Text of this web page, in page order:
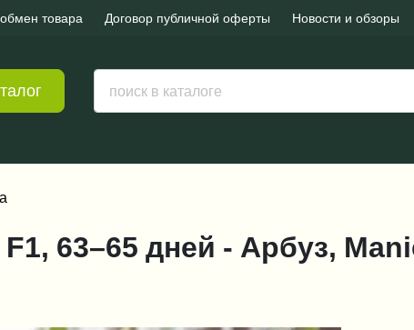
товара Договор публичной оферты Новости и обзоры
63–65 дней - Арбуз,